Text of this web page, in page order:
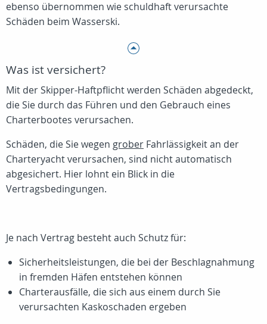
ebenso übernommen wie schuldhaft verursachte
Schäden beim Wasserski.
Was ist versichert?
Mit der Skipper-Haftpflicht werden Schäden abgedeckt,
die Sie durch das Führen und den Gebrauch eines
Charterbootes verursachen.
Schäden, die Sie wegen grober Fahrlässigkeit an der
Charteryacht verursachen, sind nicht automatisch
abgesichert. Hier lohnt ein Blick in die
Vertragsbedingungen.
Je nach Vertrag besteht auch Schutz für:
Sicherheitsleistungen, die bei der Beschlagnahmung
in fremden Häfen entstehen können
Charterausfälle, die sich aus einem durch Sie
verursachten Kaskoschaden ergeben